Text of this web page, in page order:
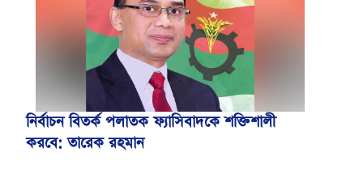
নির্বাচন বিতর্ক পলাতক ফ্যাসিবাদকে শক্তিশালী
করবে: তারেক রহমান